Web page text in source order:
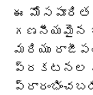
ఈ
గణనీయమైన
మరియు
ప్రకటనల